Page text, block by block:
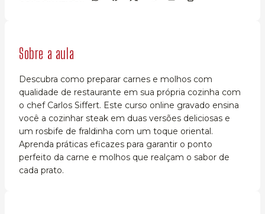
Sobre a aula
Descubra como preparar carnes e molhos com
qualidade de restaurante em sua própria cozinha com
o chef Carlos Siffert. Este curso online gravado ensina
você a cozinhar steak em duas versões deliciosas e
um rosbife de fraldinha com um toque oriental.
Aprenda práticas eficazes para garantir o ponto
perfeito da carne e molhos que realçam o sabor de
cada prato.